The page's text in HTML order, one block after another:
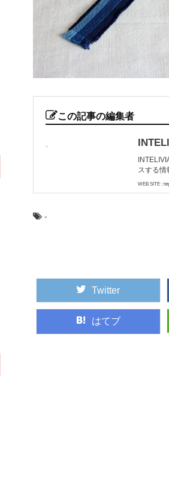
この記事の編集者
スする情
WEB SITE :
-
Twitter
はてブ